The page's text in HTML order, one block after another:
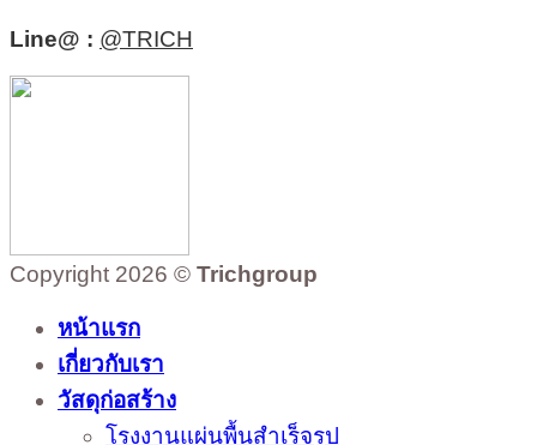
Line@ : @TRICH
Copyright 2026 © Trichgroup
หน้าแรก
เกี่ยวกับเรา
วัสดุก่อสร้าง
โรงงานแผ่นพื้นสำเร็จรูป